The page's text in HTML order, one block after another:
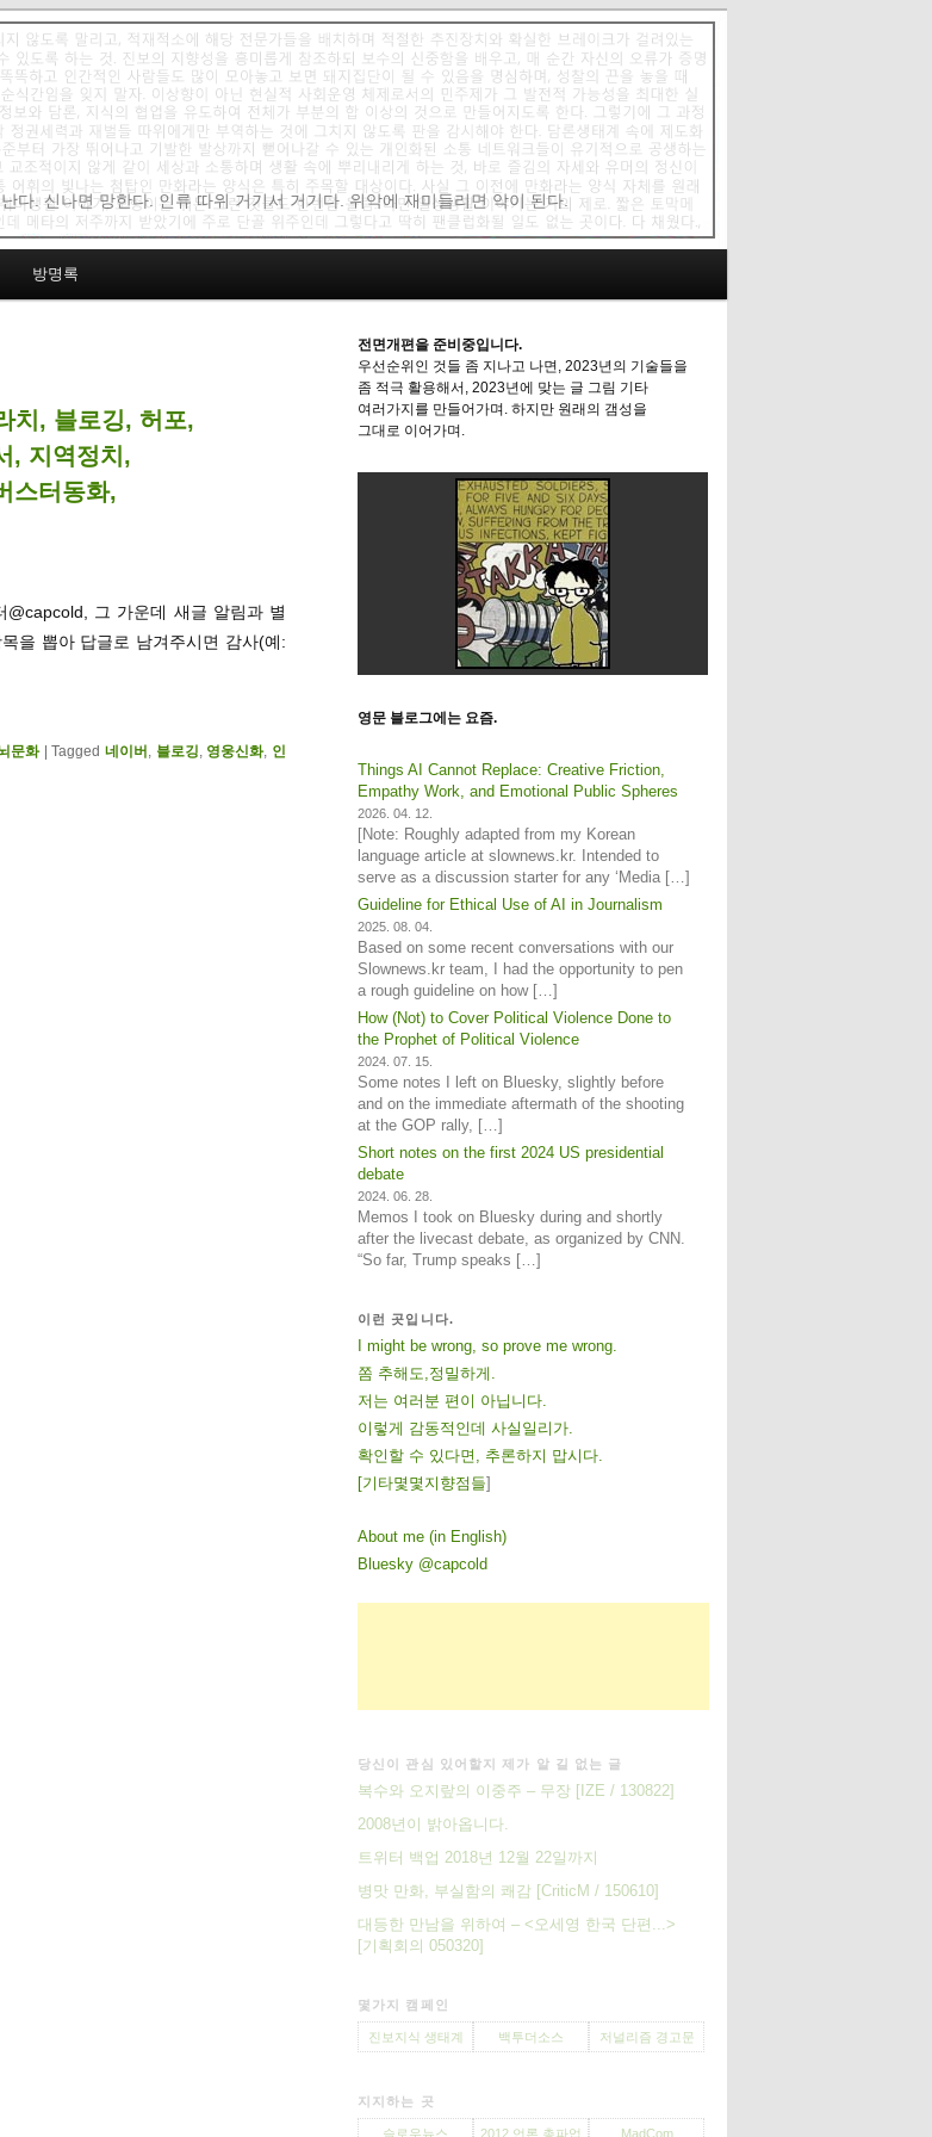
다. 신나면 망한다. 인류 따위 거기서 거기다. 위악에 재미들리면 악이 된다.
방명록
치, 블로깅, 허포,
, 지역정치,
스터동화,
그 가운데 새글 알림과 별
을 뽑아 답글로 남겨주시면 감사(예:
문화 |Tagged 네이버 , 블로깅, 영웅신화, 인
전면개편을 준비중입니다.
우선순위인 것들 좀 지나고 나면, 2023년의 기술들을
좀 적극 활용해서, 2023년에 맞는 글 그림 기타
여러가지를 만들어가며. 하지만 원래의 갬성을
그대로 이어가며.
영문 블로그에는 요즘.
Things AI Cannot Replace: Creative Friction,
Empathy Work, and Emotional Public Spheres
2026. 04. 12.
[Note: Roughly adapted from my Korean
language article at slownews.kr. Intended to
serve as a discussion starter for any ‘Media […]
Guideline for Ethical Use of AI in Journalism
2025. 08. 04.
Based on some recent conversations with our
Slownews.kr team, I had the opportunity to pen
a rough guideline on how […]
How (Not) to Cover Political Violence Done to
the Prophet of Political Violence
2024. 07. 15.
Some notes I left on Bluesky, slightly before
and on the immediate aftermath of the shooting
at the GOP rally, […]
Short notes on the first 2024 US presidential
debate
2024. 06. 28.
Memos I took on Bluesky during and shortly
after the livecast debate, as organized by CNN.
“So far, Trump speaks […]
이런 곳입니다.
I might be wrong, so prove me wrong.
쫌 추해도,정밀하게.
저는 여러분 편이 아닙니다.
이렇게 감동적인데 사실일리가.
확인할 수 있다면, 추론하지 맙시다.
[기 타몇 몇 지 향점 들]
About me (in English)
Bluesky @capcold
당신이 관심 있어할지 제가 알 길 없는 글
복수와 오지랖의 이중주 – 무장 [IZE / 130822]
2008년이 밝아옵니다.
트위터 백업 2018년 12월 22일까지
병맛 만화, 부실함의 쾌감 [CriticM / 150610]
대등한 만남을 위하여 – <오세영 한국 단편...>
[기획회의 050320]
몇가지 캠페인
진보지식 생태계 백투더소스 저널리즘 경고문
지지하는 곳
슬로우뉴스 2012 언론 총파업 MadCom